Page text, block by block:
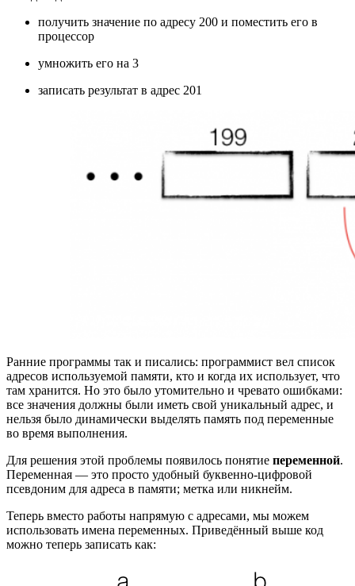
получить значение по адресу 200 и поместить его в
процессор
умножить его на 3
записать результат в адрес 201
Ранние программы так и писались: программист вел список
адресов используемой памяти, кто и когда их использует, что
там хранится. Но это было утомительно и чревато ошибками:
все значения должны были иметь свой уникальный адрес, и
нельзя было динамически выделять память под переменные
во время выполнения.
Для решения этой проблемы появилось понятие переменной.
Переменная — это просто удобный буквенно-цифровой
псевдоним для адреса в памяти; метка или никнейм.
Теперь вместо работы напрямую с адресами, мы можем
использовать имена переменных. Приведённый выше код
можно теперь записать как: